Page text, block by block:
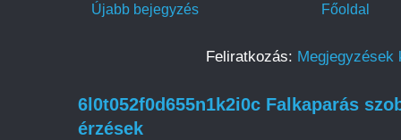
Újabb bejegyzés Főoldal
Feliratkozás: Megjegyzések
6l0t052f0d655n1k2i0c Falkaparás
érzések